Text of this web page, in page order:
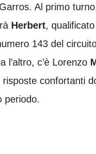
Al primo
Herbert,
143 del
l’altro, c’è Lorenzo
risposte confortanti
periodo.